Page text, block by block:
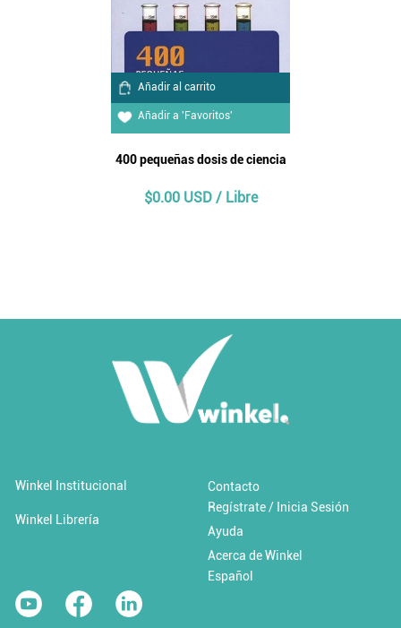
Añadir al carrito
Añadir a 'Favoritos'
400 pequeñas dosis de ciencia
$0.00 USD / Libre
Cambio climático y desastres
$0.00 USD / Libre
Winkel Institucional
Winkel Librería
Contacto
Regístrate / Inicia Sesión
Ayuda
Acerca de Winkel
Español